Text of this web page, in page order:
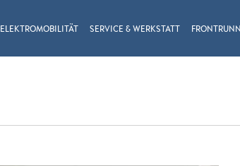
ELEKTROMOBILITÄT SERVICE & WERKSTATT